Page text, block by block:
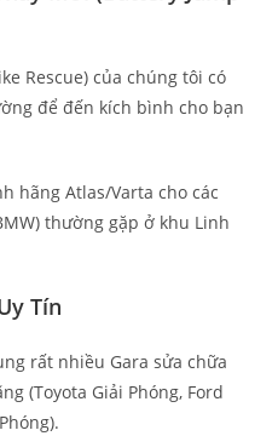
Rescue) của chúng tôi có
để đến kích bình cho bạn
hãng Atlas/Varta cho các
thường gặp ở khu Linh
Tín
rất nhiều Gara sửa chữa
(Toyota Giải Phóng, Ford